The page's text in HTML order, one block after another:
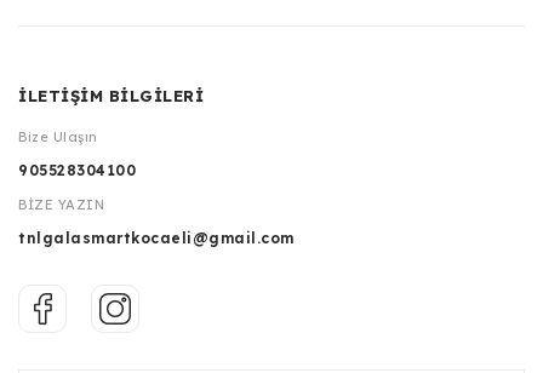
İLETİŞİM BİLGİLERİ
Bize Ulaşın
905528304100
BİZE YAZIN
tnlgalasmartkocaeli@gmail.com